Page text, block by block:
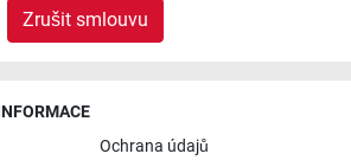
Zrušit smlouvu
Ochrana údajů